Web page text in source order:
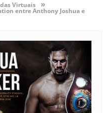
Virtuais »
entre Anthony Joshua e